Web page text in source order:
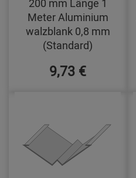
200 mm Länge 1
Meter Aluminium
walzblank 0,8 mm
(Standard)
9,73 €